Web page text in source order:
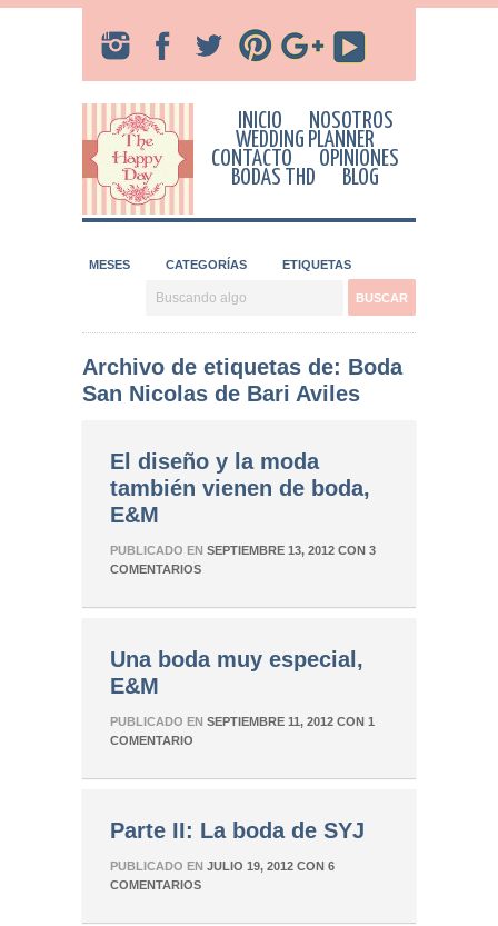
INICIO
NOSOTROS
WEDDING PLANNER
CONTACTO
OPINIONES
BODAS THD
BLOG
MESES CATEGORÍAS ETIQUETAS
Archivo de etiquetas de: Boda
San Nicolas de Bari Aviles
El diseño y la moda
también vienen de boda,
E&M
PUBLICADO EN SEPTIEMBRE 13, 2012 CON 3
COMENTARIOS
Una boda muy especial,
E&M
PUBLICADO EN SEPTIEMBRE 11, 2012 CON 1
COMENTARIO
Parte II: La boda de SYJ
PUBLICADO EN JULIO 19, 2012 CON 6
COMENTARIOS